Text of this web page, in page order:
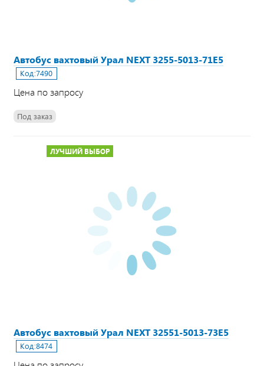
Автобус вахтовый Урал NEXT 3255-5013-71Е5
Код:7490
Цена по запросу
Под заказ
ЛУЧШИЙ ВЫБОР
Автобус вахтовый Урал NEXT 32551-5013-73Е5
Код:8474